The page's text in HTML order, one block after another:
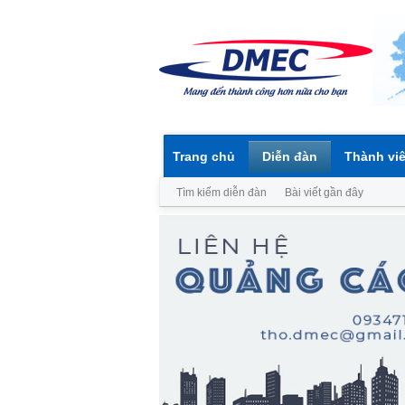
Trang chủ Diễn đàn
Tìm kiếm diễn đàn Bài viết gần đây
Thành